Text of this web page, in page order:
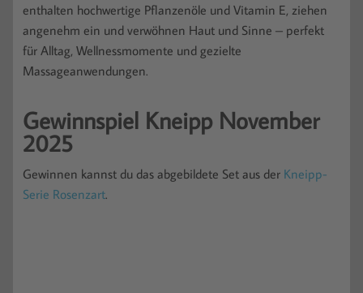
enthalten hochwertige Pflanzenöle und Vitamin E, ziehen
angenehm ein und verwöhnen Haut und Sinne – perfekt
für Alltag, Wellnessmomente und gezielte
Massageanwendungen.
Gewinnspiel Kneipp November
2025
Gewinnen kannst du das abgebildete Set aus der Kneipp-
Serie Rosenzart.